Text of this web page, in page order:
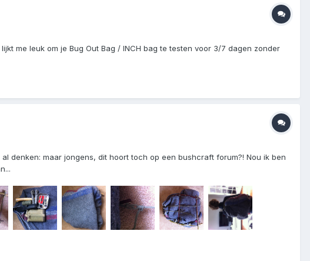
me leuk om je Bug Out Bag / INCH bag te testen voor 3/7 dagen zonder
denken: maar jongens, dit hoort toch op een bushcraft forum?! Nou ik ben